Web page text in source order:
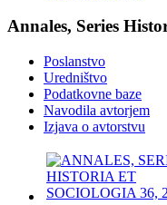
Annales, Series
Poslanstvo
Uredništvo
Podatkovne baze
Navodila avtorjem
Izjava o avtorstvu